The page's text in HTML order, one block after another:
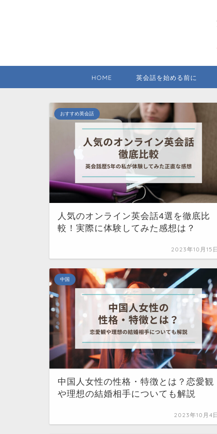
HOME 英会話を始める前に
おすすめ英会話
人気のオンライン英会話4選を徹底比
較！実際に体験してみた感想は？
2023年10月15
中国
中国人女性の性格・特徴とは？恋愛観
や理想の結婚相手についても解説
2023年10月4